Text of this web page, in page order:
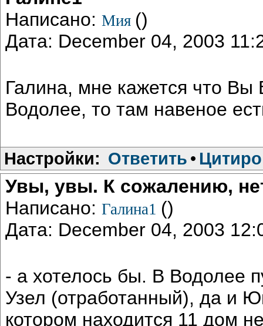
Написано: Мия ()
Дата: December 04, 2003
Галина, мне кажется что
Водолее, то там навеное
Настройки: Ответить •
Увы, увы. К сожалению,
Написано: Галина1 ()
Дата: December 04, 2003
- а хотелось бы. В Водолее
Узел (отработанный), да и
котором находится 11 дом